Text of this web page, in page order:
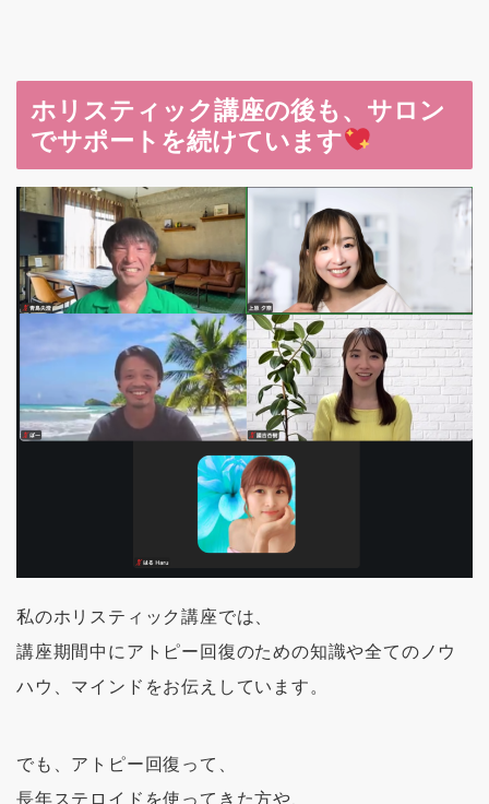
ホリスティック講座の後も、サロン
でサポートを続けています
私のホリスティック講座では、
講座期間中にアトピー回復のための知識や全てのノウ
ハウ、マインドをお伝えしています。
でも、アトピー回復って、
長年ステロイドを使ってきた方や、